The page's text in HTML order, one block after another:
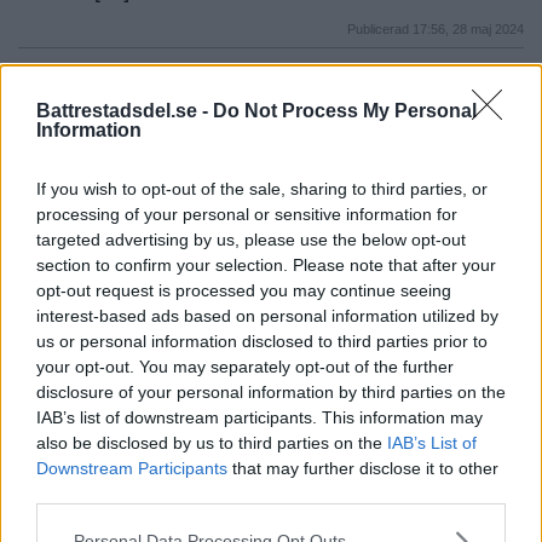
Battrestadsdel.se - Do Not Process My Personal
Information
If you wish to opt-out of the sale, sharing to third parties, or
processing of your personal or sensitive information for
targeted advertising by us, please use the below opt-out
section to confirm your selection. Please note that after your
opt-out request is processed you may continue seeing
interest-based ads based on personal information utilized by
us or personal information disclosed to third parties prior to
your opt-out. You may separately opt-out of the further
disclosure of your personal information by third parties on the
IAB’s list of downstream participants. This information may
also be disclosed by us to third parties on the IAB’s List of
Downstream Participants that may further disclose it to other
Please note that this website/app uses one or more Google
Publicerad 17:56, 28 maj 2024
Annons:
Annons: